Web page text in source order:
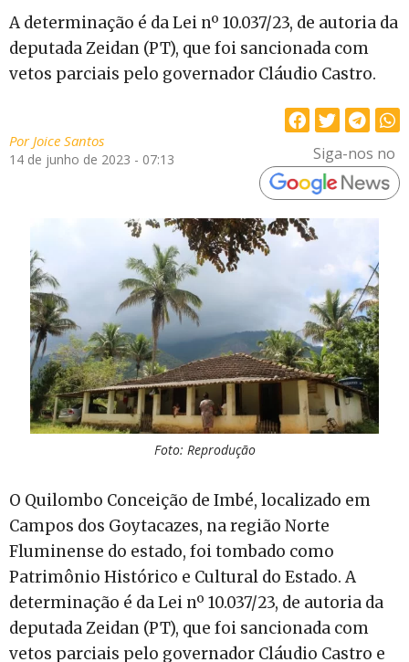
A determinação é da Lei nº 10.037/23, de autoria da
deputada Zeidan (PT), que foi sancionada com
vetos parciais pelo governador Cláudio Castro.
PorJoice Santos
14 de junho de 2023 - 07:13 Siga-nos no
Foto: Reprodução
O Quilombo Conceição de Imbé, localizado em
Campos dos Goytacazes, na região Norte
Fluminense do estado, foi tombado como
Patrimônio Histórico e Cultural do Estado. A
determinação é da Lei nº 10.037/23, de autoria da
deputada Zeidan (PT), que foi sancionada com
vetos parciais pelo governador Cláudio Castro e